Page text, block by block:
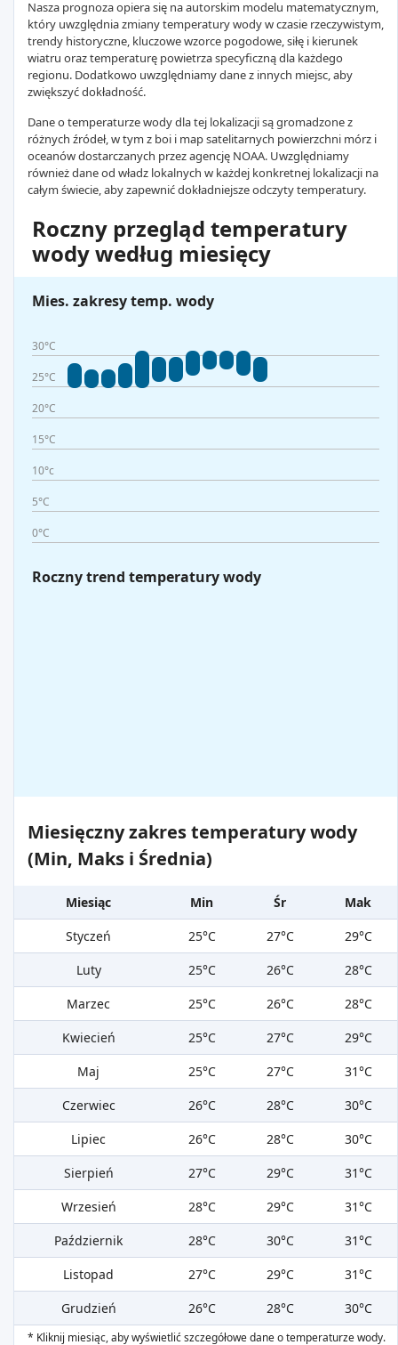
Nasza prognoza opiera się na autorskim modelu matematycznym,
który uwzględnia zmiany temperatury wody w czasie rzeczywistym,
trendy historyczne, kluczowe wzorce pogodowe, siłę i kierunek
wiatru oraz temperaturę powietrza specyficzną dla każdego
regionu. Dodatkowo uwzględniamy dane z innych miejsc, aby
zwiększyć dokładność.
Dane o temperaturze wody dla tej lokalizacji są gromadzone z
różnych źródeł, w tym z boi i map satelitarnych powierzchni mórz i
oceanów dostarczanych przez agencję NOAA. Uwzględniamy
również dane od władz lokalnych w każdej konkretnej lokalizacji na
całym świecie, aby zapewnić dokładniejsze odczyty temperatury.
Roczny przegląd temperatury
wody według miesięcy
Mies. zakresy temp. wody
30°C
25°C
20°C
15°C
10°c
5°C
0°C
Roczny trend temperatury wody
Miesięczny zakres temperatury wody
(Min, Maks i Średnia)
Miesiąc Min Śr
Mak
Styczeń
25°C 27°C
29°C
Luty
25°C 26°C
28°C
Marzec
25°C 26°C
28°C
Kwiecień
25°C 27°C
29°C
Maj
25°C 27°C
31°C
Czerwiec
26°C 28°C
30°C
Lipiec
26°C 28°C
30°C
Sierpień
27°C 29°C
31°C
Wrzesień
28°C 29°C
31°C
Październik
28°C 30°C
31°C
Listopad
27°C 29°C
31°C
Grudzień
26°C 28°C 30°C
* Kliknij miesiąc, aby wyświetlić szczegółowe dane o temperaturze wody.